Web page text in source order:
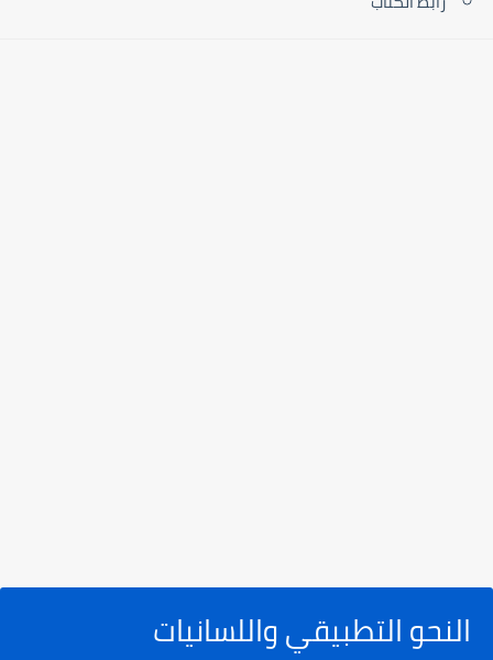
النحو التطبيقي واللسانيات